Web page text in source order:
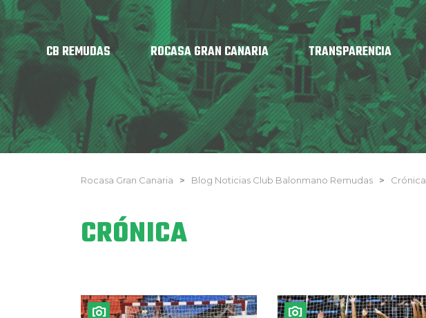
CB REMUDAS ROCASA GRAN CANARIA TRANSPARENCIA
Rocasa Gran Canaria > Blog Noticias Club Balonmano Remudas > Crónica
CRÓNICA